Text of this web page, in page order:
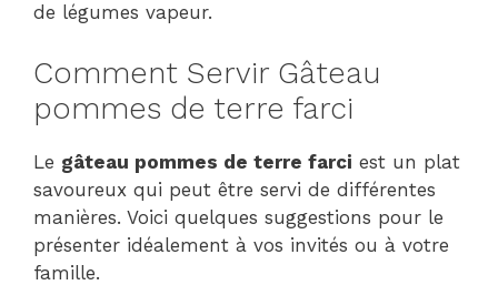
de légumes vapeur.
Comment Servir Gâteau
pommes de terre farci
Le gâteau pommes de terre farci est un plat
savoureux qui peut être servi de différentes
manières. Voici quelques suggestions pour le
présenter idéalement à vos invités ou à votre
famille.